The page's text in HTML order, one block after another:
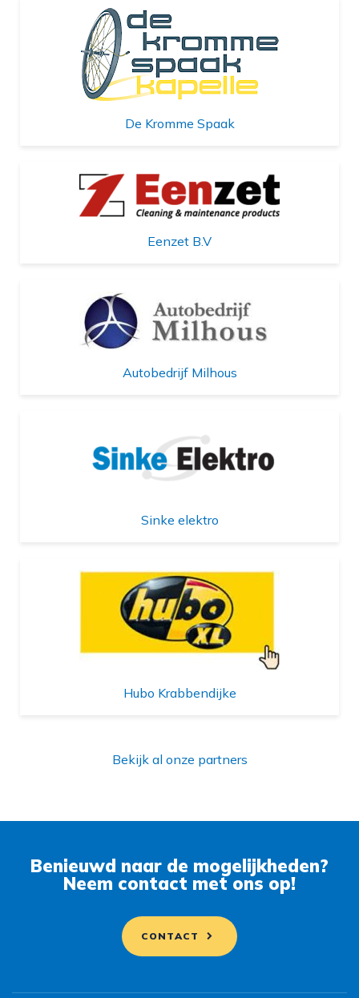
De Kromme Spaak
Eenzet B.V
Autobedrijf Milhous
Sinke elektro
Hubo Krabbendijke
Bekijk al onze partners
Benieuwd naar de mogelijkheden?
Neem contact met ons op!
CONTACT